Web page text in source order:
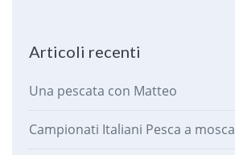
Articoli recenti
Una pescata con Matteo
Campionati Italiani Pesca a mosca